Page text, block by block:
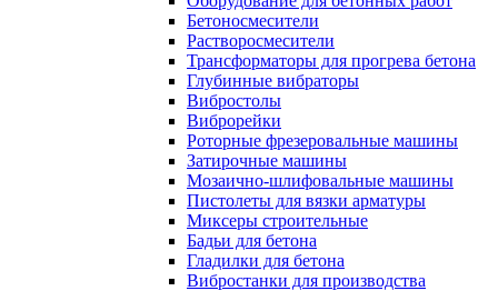
Бетоносмесители
Растворосмесители
Трансформаторы для прогрева бетона
Глубинные вибраторы
Вибростолы
Виброрейки
Роторные фрезеровальные машины
Затирочные машины
Мозаично-шлифовальные машины
Пистолеты для вязки арматуры
Миксеры строительные
Бадьи для бетона
Гладилки для бетона
Вибростанки для производства